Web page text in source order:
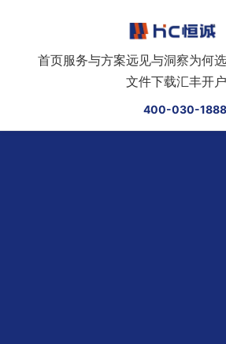
首页服务与方案远见与洞察为何
文件下载汇丰开户
400-030-1888